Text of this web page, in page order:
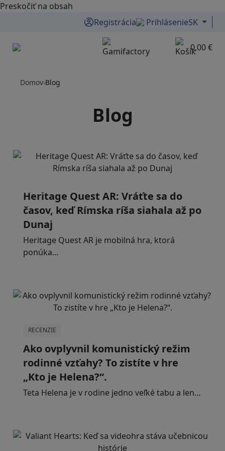
Preskočiť na obsah
Registrácia
PrihlásenieSK
0,00 €
Domov›Blog
Blog
Heritage Quest AR: Vráťte sa do
časov, keď Rímska ríša siahala až po
Dunaj
Heritage Quest AR je mobilná hra, ktorá
ponúka…
RECENZIE
Ako ovplyvnil komunistický režim
rodinné vzťahy? To zistíte v hre
„Kto je Helena?“.
Teta Helena je v rodine jedno veľké tabu a len…